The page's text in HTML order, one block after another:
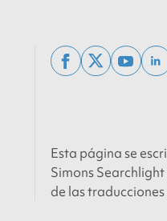
facebook
x
Esta página se
Simons
de las